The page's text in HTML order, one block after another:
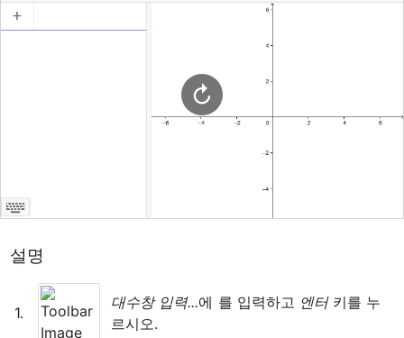
설명
﻿1.
대수창 입력...에 를 입력하고 엔터 키를 누
르시오.